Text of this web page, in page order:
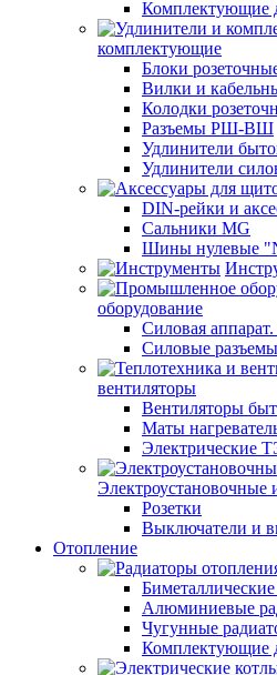
Комплектующие
комплектующие
Блоки
Вилки и
Колодки
Разъемы РШ-ВШ
Удлинители
Удлинители
DIN-рейки и
Сальники MG
Шины нулевые
оборудование
Силовая
Силовые разъемы
вентиляторы
Вентиляторы
Маты
Электрические
Электроустановочные
Розетки
Выключатели и
Отопление
Алюминиевые
Чугунные
Комплектующие